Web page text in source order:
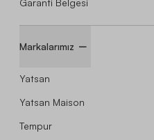
Markalarımız
Yatsan
Yatsan Maison
Tempur